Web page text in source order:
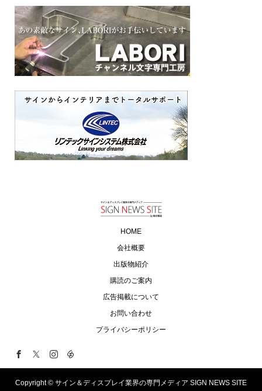
HOME
会社概要
出版物紹介
購読のご案内
広告掲載について
お問い合わせ
プライバシーポリシー
Copyright © サイン＆ディスプレイ業界の専門メディア SIGN NEWS SITE